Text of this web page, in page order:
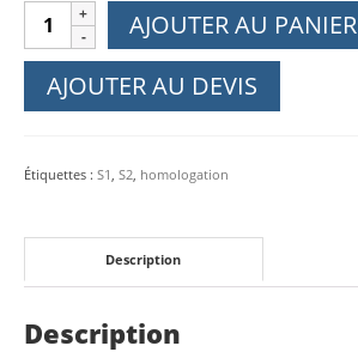
quantité
de
Homologation
S1-
AJOUTER AU PANIER
AJOUTER AU DEVIS
Étiquettes : S1, S2, homologation
Description
Description